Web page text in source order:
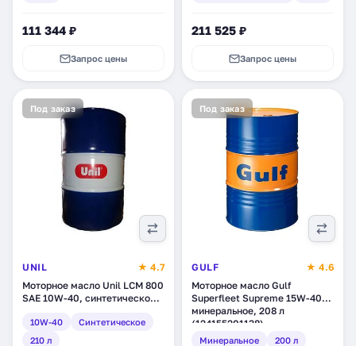
111 344 ₽
Запрос цены
211 525 ₽
Запрос цены
Под заказ
UNIL
★ 4.7
Моторное масло Unil LCM 800
SAE 10W-40, синтетическое,
10W-40
Синтетическое
210 л
Под заказ
GULF
★ 4.6
Моторное масло Gulf
Superfleet Supreme 15W-40,
минеральное, 208 л
(124155201138)
Минеральное 200 л